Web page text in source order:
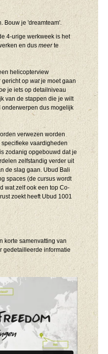
Bouw je 'dreamteam'.
4-urige werkweek is het
en dus meerte
helicopterview
gericht op watje moet gaan
je iets op detailniveau
van de stappen die je wilt
dus mogelijk
verwezen worden
vaardigheden
zodanig opgebouwd dat je
zelfstandig verder uit
de slag gaan. Ubud Bali
spaces (de cursus wordt
wat zelf ook een top Co-
zoekt heeft Ubud 1001
korte samenvatting van
gedetailleerde informatie